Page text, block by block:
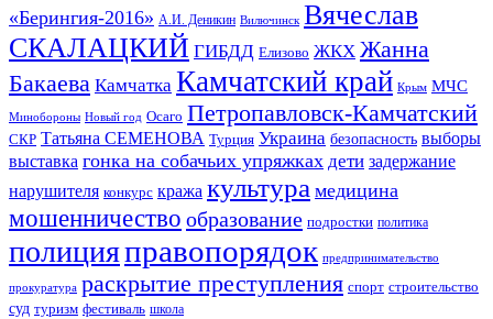
«Берингия-2016» А.И. Деникин Вилючинск Вячеслав
СКАЛАЦКИЙ ГИБДД Елизово ЖКХ Жанна
Бакаева Камчатка Камчатский край Крым МЧС
Минобороны Новый год Осаго Петропавловск-Камчатский
СКР Татьяна СЕМЕНОВА Турция Украина безопасность выборы
выставка гонка на собачьих упряжках дети задержание
нарушителя конкурс кража культура медицина
мошенничество образование подростки политика
полицияправопорядок предпринимательство
прокуратура раскрытие преступления спорт строительство
суд туризм фестиваль школа